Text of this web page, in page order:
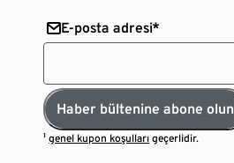
E-posta adresi*
Haber bültenine abone olun
¹genel kupon koşulları geçerlidir.